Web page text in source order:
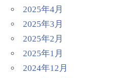
2025年4月
2025年3月
2025年2月
2025年1月
2024年12月